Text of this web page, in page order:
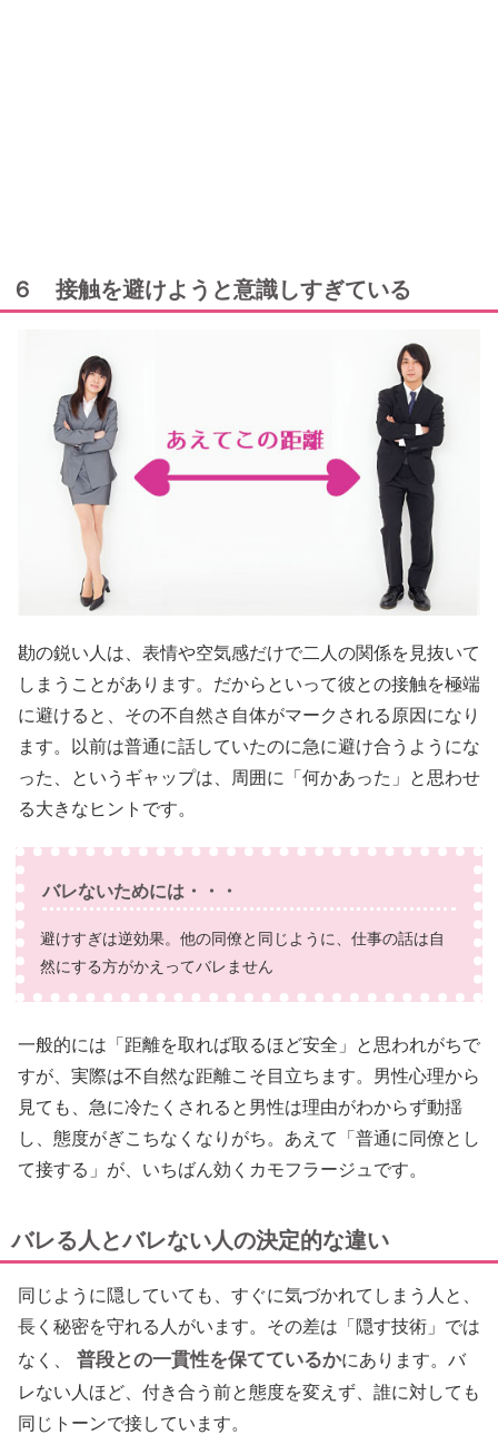
６ 接触を避けようと意識しすぎている
勘の鋭い人は、表情や空気感だけで二人の関係を見抜いて
しまうことがあります。だからといって彼との接触を極端
に避けると、その不自然さ自体がマークされる原因になり
ます。以前は普通に話していたのに急に避け合うようにな
った、というギャップは、周囲に「何かあった」と思わせ
る大きなヒントです。
バレないためには・・・
避けすぎは逆効果。他の同僚と同じように、仕事の話は自
然にする方がかえってバレません
一般的には「距離を取れば取るほど安全」と思われがちで
すが、実際は不自然な距離こそ目立ちます。男性心理から
見ても、急に冷たくされると男性は理由がわからず動揺
し、態度がぎこちなくなりがち。あえて「普通に同僚とし
て接する」が、いちばん効くカモフラージュです。
バレる人とバレない人の決定的な違い
同じように隠していても、すぐに気づかれてしまう人と、
長く秘密を守れる人がいます。その差は「隠す技術」では
なく、
普段との一貫性を保てているかにあります。バ
レない人ほど、付き合う前と態度を変えず、誰に対しても
同じトーンで接しています。